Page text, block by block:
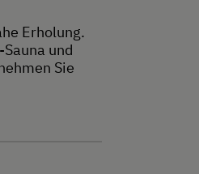
Erholung.
und
Sie